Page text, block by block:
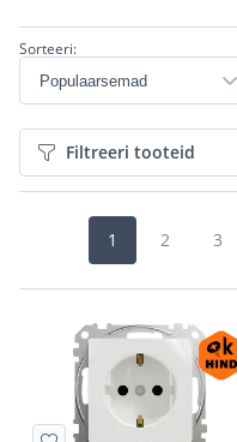
Sorteeri:
Filtreeri tooteid
1 2 3